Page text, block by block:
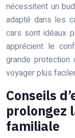
nécessitent un
adapté dans les
cars sont idéaux
apprécient le
grande
voyager plus
Conseils
prolongez
familiale